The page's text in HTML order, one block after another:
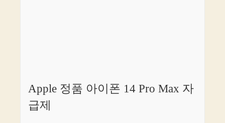
Apple 정품 아이폰 14 Pro Max 자
급제